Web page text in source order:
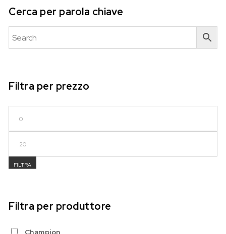
Cerca per parola chiave
Filtra per prezzo
FILTRA
Filtra per produttore
Champion